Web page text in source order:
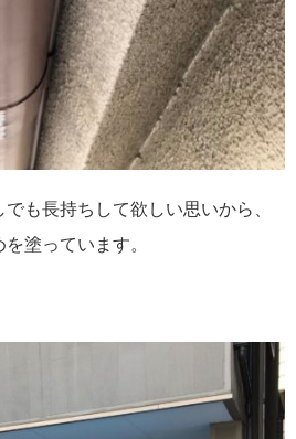
も長持ちして欲しい思いから、
塗っています。